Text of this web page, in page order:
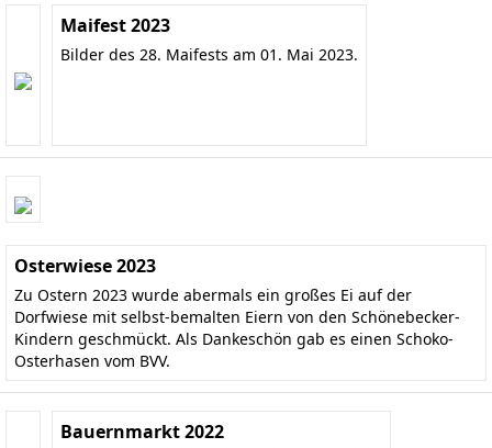
Maifest 2023
Bilder des 28. Maifests am 01. Mai 2023.
Osterwiese 2023
Zu Ostern 2023 wurde abermals ein großes Ei auf der
Dorfwiese mit selbst-bemalten Eiern von den Schönebecker-
Kindern geschmückt. Als Dankeschön gab es einen Schoko-
Osterhasen vom BVV.
Bauernmarkt 2022